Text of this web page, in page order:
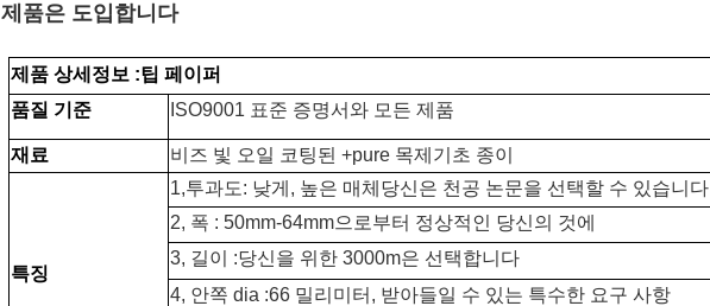
제품은 도입합니다
제품 상세정보 :팁 페이퍼
품질 기준
ISO9001 표준 증명서와 모든 제품
재료 비즈 빛 오일 코팅된 +pure 목제기초 종이
특징
1,투과도: 낮게, 높은 매체 당신은 천공 논문을 선택할 수 있습니다
2, 폭 : 50mm-64mm으로부터 정상적인 당신의 것에
3, 길이 :당신을 위한 3000m은 선택합니다
4, 안쪽 dia :66 밀리미터, 받아들일 수 있는 특수한 요구 사항